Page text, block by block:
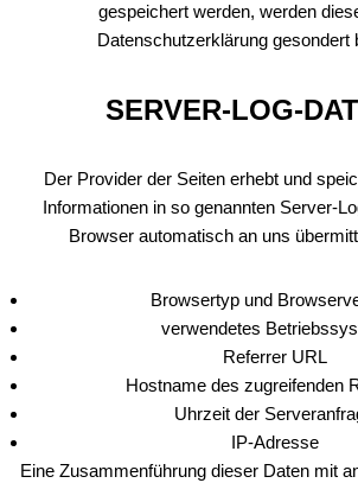
gespeichert werden, werden
Datenschutzerklärung gesondert
SERVER-LOG-
Der Provider der Seiten erhebt und
Informationen in so genannten Server-
Browser automatisch an uns
Browsertyp und
verwendetes
Referrer URL
Hostname des zugreifenden
Uhrzeit der
IP-Adresse
Eine Zusammenführung dieser Daten mit